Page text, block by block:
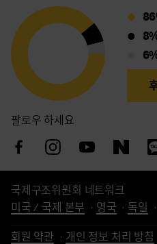
팔로우 하세요
국제구조위원회 네트워크
미국 / 국제 본부
영국 독일
회원 약관 개인 정보 처리 방침